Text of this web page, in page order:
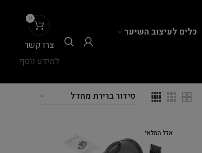
כלים לעיצוב השיער
0
צרו קשר
למידע נוסף
אזל המלאי